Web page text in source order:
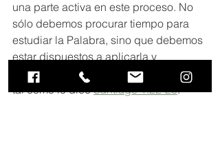
una parte activa en este proceso. No
sólo debemos procurar tiempo para
estudiar la Palabra, sino que debemos
estar dispuestos a aplicarla y
obedecer rápidamente Su instrucción,
tal como lo dice Santiago 1:22-25.